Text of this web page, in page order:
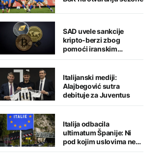
SAD uvele sankcije
kripto-berzi zbog
pomoći iranskim
snagama
Italijanski mediji:
Alajbegović sutra
debituje za Juventus
Italija odbacila
ultimatum Španije: Ni
pod kojim uslovima ne
namjeravamo da